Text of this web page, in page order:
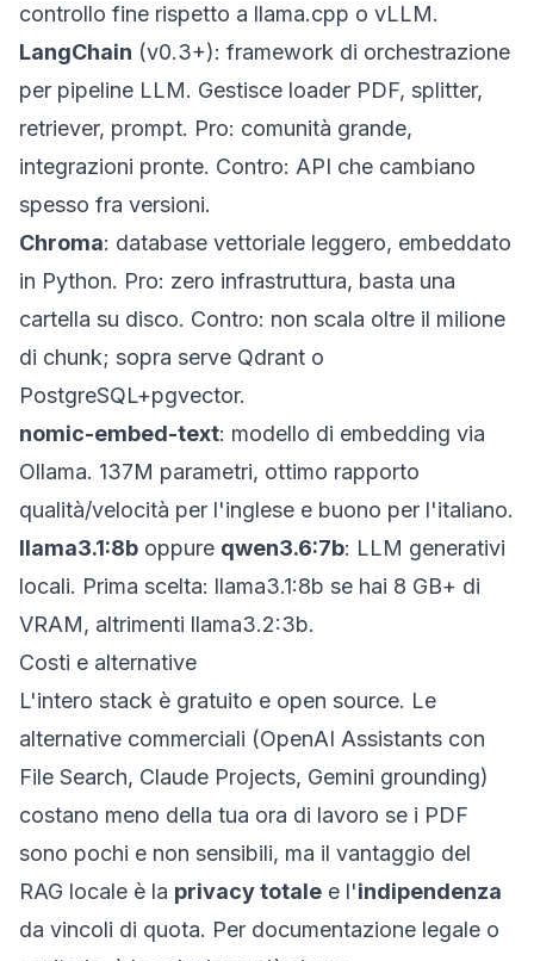
controllo fine rispetto a llama.cpp o vLLM.
LangChain (v0.3+): framework di orchestrazione
per pipeline LLM. Gestisce loader PDF, splitter,
retriever, prompt. Pro: comunità grande,
integrazioni pronte. Contro: API che cambiano
spesso fra versioni.
Chroma: database vettoriale leggero, embeddato
in Python. Pro: zero infrastruttura, basta una
cartella su disco. Contro: non scala oltre il milione
di chunk; sopra serve Qdrant o
PostgreSQL+pgvector.
nomic-embed-text: modello di embedding via
Ollama. 137M parametri, ottimo rapporto
qualità/velocità per l'inglese e buono per l'italiano.
llama3.1:8b oppure qwen3.6:7b: LLM generativi
locali. Prima scelta: llama3.1:8b se hai 8 GB+ di
VRAM, altrimenti llama3.2:3b.
Costi e alternative
L'intero stack è gratuito e open source. Le
alternative commerciali (OpenAI Assistants con
File Search, Claude Projects, Gemini grounding)
costano meno della tua ora di lavoro se i PDF
sono pochi e non sensibili, ma il vantaggio del
RAG locale è la privacy totale e l'indipendenza
da vincoli di quota. Per documentazione legale o